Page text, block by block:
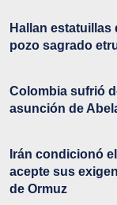
Hallan
pozo sagrado
Colombia sufrió
asunción de
Irán condicionó
acepte sus
de Ormuz